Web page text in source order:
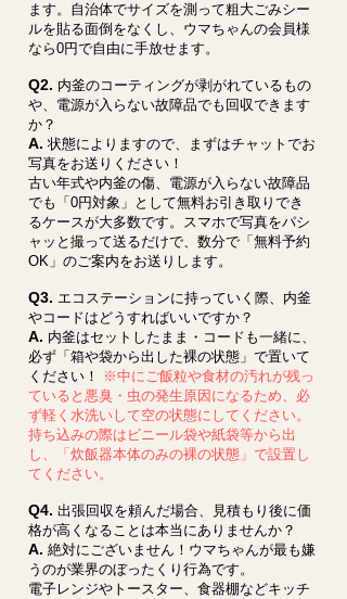
ます。自治体でサイズを測って粗大ごみシー
ルを貼る面倒をなくし、ウマちゃんの会員様
なら0円で自由に手放せます。
Q2. 内釜のコーティングが剥がれているもの
や、電源が入らない故障品でも回収できます
か？
A. 状態によりますので、まずはチャットでお
写真をお送りください！
古い年式や内釜の傷、電源が入らない故障品
でも「0円対象」として無料お引き取りでき
るケースが大多数です。スマホで写真をパシ
ャッと撮って送るだけで、数分で「無料予約
OK」のご案内をお送りします。
Q3. エコステーションに持っていく際、内釜
やコードはどうすればいいですか？
A. 内釜はセットしたまま・コードも一緒に、
必ず「箱や袋から出した裸の状態」で置いて
ください！
※中にご飯粒や食材の汚れが残っ
ていると悪臭・虫の発生原因になるため、必
ず軽く水洗いして空の状態にしてください。
持ち込みの際はビニール袋や紙袋等から出
し、「炊飯器本体のみの裸の状態」で設置し
てください。
Q4. 出張回収を頼んだ場合、見積もり後に価
格が高くなることは本当にありませんか？
A. 絶対にございません！ウマちゃんが最も嫌
うのが業界のぼったくり行為です。
電子レンジやトースター、食器棚などキッチ